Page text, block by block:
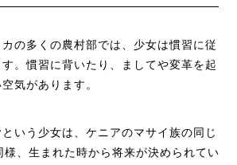
の多くの農村部では、少女は慣習に従
。慣習に背いたり、ましてや変革を起
気があります。
いう少女は、ケニアのマサイ族の同じ
、生まれた時から将来が決められてい